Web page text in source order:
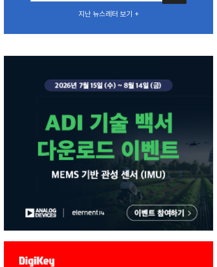
지난 뉴스레터 보기 +